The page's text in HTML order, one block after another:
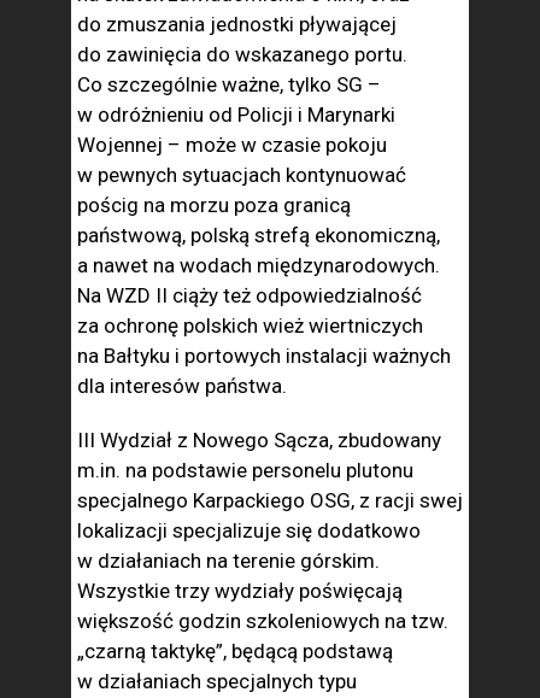
do zmuszania jednostki pływającej
do zawinięcia do wskazanego portu.
Co szczególnie ważne, tylko SG –
w odróżnieniu od Policji i Marynarki
Wojennej – może w czasie pokoju
w pewnych sytuacjach kontynuować
pościg na morzu poza granicą
państwową, polską strefą ekonomiczną,
a nawet na wodach międzynarodowych.
Na WZD II ciąży też odpowiedzialność
za ochronę polskich wież wiertniczych
na Bałtyku i portowych instalacji ważnych
dla interesów państwa.
III Wydział z Nowego Sącza, zbudowany
m.in. na podstawie personelu plutonu
specjalnego Karpackiego OSG, z racji swej
lokalizacji specjalizuje się dodatkowo
w działaniach na terenie górskim.
Wszystkie trzy wydziały poświęcają
większość godzin szkoleniowych na tzw.
„czarną taktykę”, będącą podstawą
w działaniach specjalnych typu